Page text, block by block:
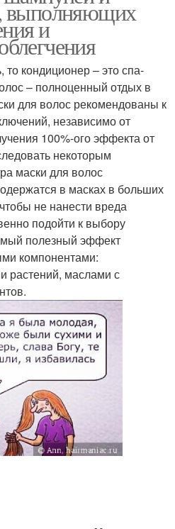
выполняющих
и
кондиционер – это спа-
– полноценный отдых в
для волос рекомендованы к
независимо от
100%-ого эффекта от
некоторым
маски для волос
в масках в больших
не нанести вреда
подойти к выбору
полезный эффект
компонентами:
растений, маслами с